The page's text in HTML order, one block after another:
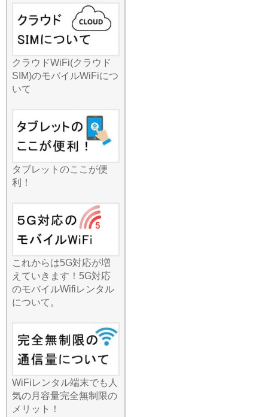
家族旅行中、お父さんは仕
事のメール、お母さんは観
光案内、お子様はタブレッ
トで学習アプリといった使
い方が一台で可能です。最
近では任天堂Switchなどの
ゲーム機を外でつなぎたい
というお子様も増えていま
すが、当店の安定した回線
ならオンラインプレイも快
適です。グループ旅行で通
信量を割り勘にすれば、一
なくなります。人気の観光
地散策から、地方の温泉街
がハッピーに。一台で家
中、あるいはグループ全員
をカバーできるパワフルな
通信機能を、ぜひあなたの
お出かけにお役立てくださ
い。
2026.7.1
便利でお手軽な国内レンタ
ルWi-Fiですが、選ぶプラン
によって満足度は大きく変
わります。みんなのWi-Fiで
は、一日単位の短期利用か
ら、一ヶ月以上の長期利用
まで、お客様のニーズに合
わせた多種多様なプランを
取り揃えております。「動
画をたくさん見たい」
クラウドWiFi(クラウド
SIM)のモバイルWiFiにつ
いて
タブレットのここが便
利！
これからは5G対応が増
えていきます！5G対応
のモバイルWifiレンタル
について。
WiFiレンタル端末でも人
気の月容量完全無制限の
メリット！